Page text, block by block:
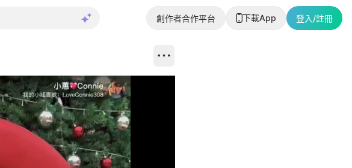
創作者合作平台 下載App 登入/註冊